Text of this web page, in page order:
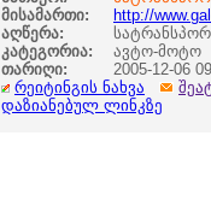
მისამართი:
http://
აღწერა:
კატეგორია:
ავტო-მოტო
თარიღი:
2005-12-06
რეიტინგის ნახვა
დაზიანებულ ლინკზე